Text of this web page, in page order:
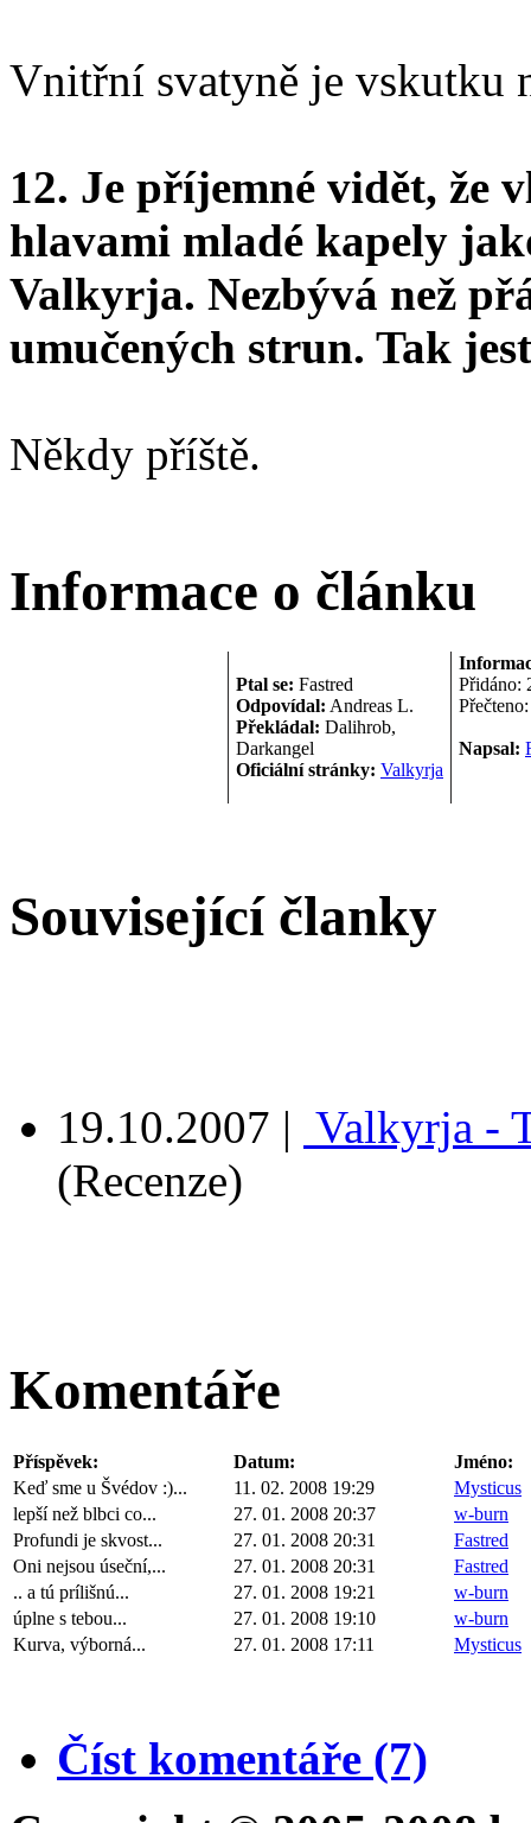
Vnitřní svatyně je vskutku
12. Je příjemné vidět, že
hlavami mladé kapely
Valkyrja. Nezbývá než
umučených strun. Tak
Někdy příště.
Informace o článku
Ptal se: Fastred
Odpovídal: Andreas L.
Překládal: Dalihrob,
Darkangel
Oficiální stránky: Valkyrja
Přidáno:
Napsal:
Související članky
19.10.2007 | Valkyrja -
(Recenze)
Komentáře
Příspěvek: Datum:
Jméno:
Keď sme u Švédov :)...
11. 02. 2008 19:29
Mysticus
lepší než blbci co...
27. 01. 2008 20:37
w-burn
Profundi je skvost...
27. 01. 2008 20:31
Fastred
Oni nejsou úseční,...
27. 01. 2008 20:31
Fastred
.. a tú prílišnú...
27. 01. 2008 19:21
w-burn
úplne s tebou...
27. 01. 2008 19:10
w-burn
Kurva, výborná...
27. 01. 2008 17:11 Mysticus
Číst komentáře (7)